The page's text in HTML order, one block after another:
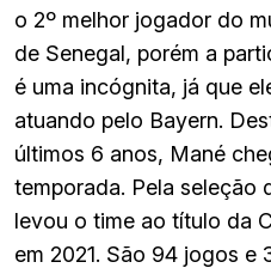
o 2º melhor jogador do
de Senegal, porém a
é uma incógnita, já que
atuando pelo Bayern.
últimos 6 anos, Mané
temporada. Pela seleção
levou o time ao título da
em 2021. São 94 jogos e